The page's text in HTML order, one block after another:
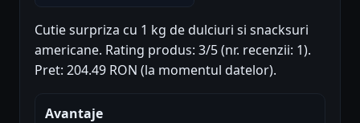
Cutie surpriza cu 1 kg de dulciuri si snacksuri
americane. Rating produs: 3/5 (nr. recenzii: 1).
Pret: 204.49 RON (la momentul datelor).
Avantaje